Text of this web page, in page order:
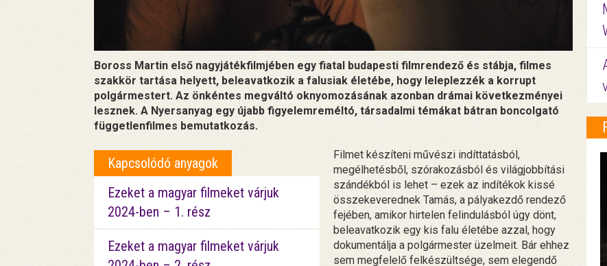
Boross Martin első nagyjátékfilmjében egy fiatal budapesti filmrendező és stábja, filmes
szakkör tartása helyett, beleavatkozik a falusiak életébe, hogy leleplezzék a korrupt
polgármestert. Az önkéntes megváltó oknyomozásának azonban drámai következményei
lesznek. A Nyersanyag egy újabb figyelemreméltó, társadalmi témákat bátran boncolgató
függetlenfilmes bemutatkozás.
Kapcsolódó anyagok
Ezeket a magyar filmeket várjuk
2024-ben – 1. rész
Ezeket a magyar filmeket várjuk
Filmet készíteni művészi indíttatásból,
megélhetésből, szórakozásból és világjobbítási
szándékból is lehet – ezek az indítékok kissé
összekeverednek Tamás, a pályakezdő rendező
fejében, amikor hirtelen felindulásból úgy dönt,
beleavatkozik egy kis falu életébe azzal, hogy
dokumentálja a polgármester üzelmeit. Bár ehhez
sem megfelelő felkészültsége, sem elegendő